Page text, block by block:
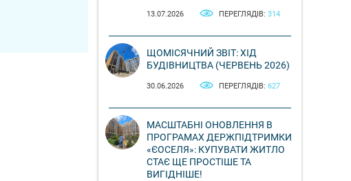
13.07.2026 ПЕРЕГЛЯДІВ: 314
ЩОМІСЯЧНИЙ ЗВІТ: ХІД
БУДІВНИЦТВА (ЧЕРВЕНЬ 2026)
30.06.2026 ПЕРЕГЛЯДІВ: 627
МАСШТАБНІ ОНОВЛЕННЯ В
ПРОГРАМАХ ДЕРЖПІДТРИМКИ
«ЄОСЕЛЯ»: КУПУВАТИ ЖИТЛО
СТАЄ ЩЕ ПРОСТІШЕ ТА
ВИГІДНІШЕ!